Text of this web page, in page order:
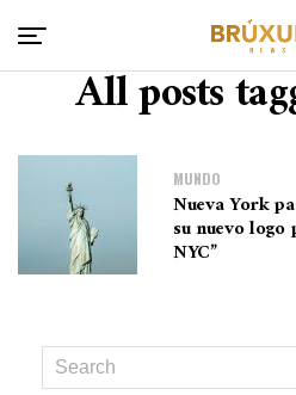
All posts
MUNDO
Nueva York
su nuevo logo
NYC”